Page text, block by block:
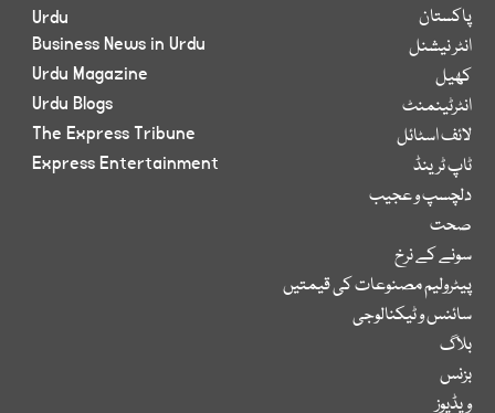
پاکستان
انٹر نیشنل
کھیل
انٹرٹینمنٹ
لائف اسٹائل
ٹاپ ٹرینڈ
دلچسپ و عجیب
صحت
سونے کے نرخ
پیٹرولیم مصنوعات کی قیمتیں
سائنس و ٹیکنالوجی
بلاگ
بزنس
ویڈیوز
Urdu
Business News in Urdu
Urdu Magazine
Urdu Blogs
The Express Tribune
Express Entertainment